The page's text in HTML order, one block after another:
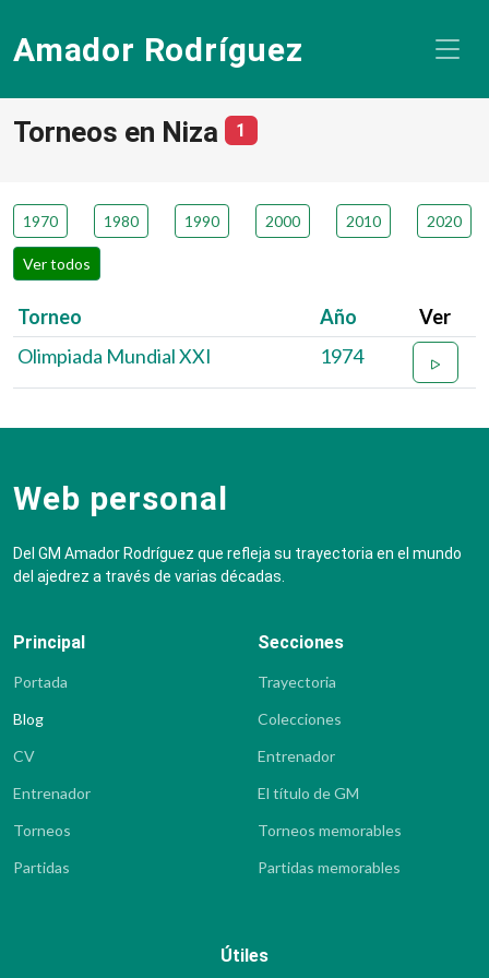
Amador Rodríguez
Torneos en Niza 1
1970 1980 1990 2000 2010 2020
Ver todos
Torneo Año
Ver
Olimpiada Mundial XXI
1974
Web personal
Del GM Amador Rodríguez que refleja su trayectoria en el mundo
del ajedrez a través de varias décadas.
Principal
Portada
Blog
CV
Entrenador
Torneos
Partidas
Secciones
Trayectoria
Colecciones
Entrenador
El título de GM
Torneos memorables
Partidas memorables
Útiles